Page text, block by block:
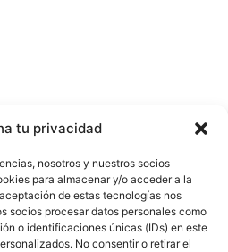
tu privacidad
nosotros y nuestros socios
para almacenar y/o acceder a la
de estas tecnologías nos
socios procesar datos personales como
o identificaciones únicas (IDs) en este
No consentir o retirar el